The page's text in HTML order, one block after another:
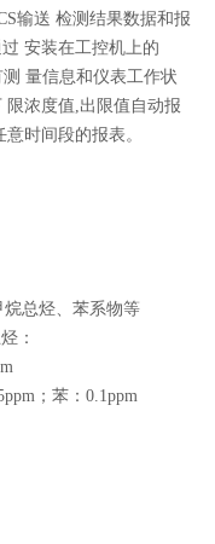
输送 检测结果数据和报
安装在工控机上的
量信息和仪表工作状
限浓度值,出限值自动报
时间段的报表。
总烃、苯系物等
：
；苯：0.1ppm